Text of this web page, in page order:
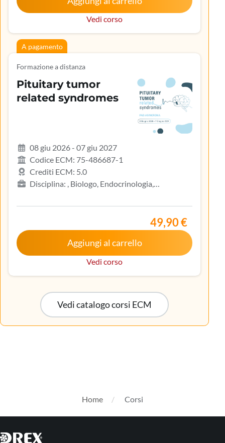
Vedi corso
A pagamento
Formazione a distanza
Pituitary tumor
related syndromes
08 giu 2026 - 07 giu 2027
Codice ECM: 75-486687-1
Crediti ECM: 5.0
Disciplina: , Biologo, Endocrinologia,
ostetricia, Infermiere, Infermiere pediatrico,
Iscritto nell’elenco speciale ad esaurimento,
Malattie metaboliche e diabetologia, Medicina
interna, Oncologia, Pediatria, Pediatria (Pediatri di
libera scelta), Tecnico sanitario di radiologia medica
49,90 €
Aggiungi al carrello
Vedi corso
Vedi catalogo corsi ECM
Home Corsi